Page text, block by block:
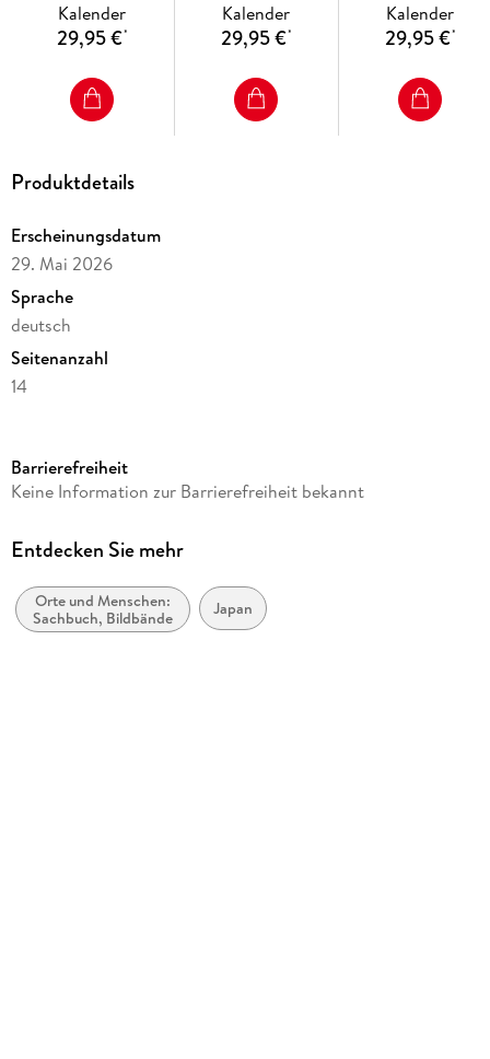
Kalender
29,95 €*
Kalender
29,95 €*
Kalender
29,95 €*
Produktdetails
Erscheinungsdatum
29. Mai 2026
Sprache
deutsch
Seitenanzahl
14
Kamera/Fotos von
Verlag/Hersteller
Produktart
Kalender
Barrierefreiheit
Keine Information zur Barrierefreiheit bekannt
Entdecken Sie mehr
Orte und Menschen:
Sachbuch, Bildbände
Japan